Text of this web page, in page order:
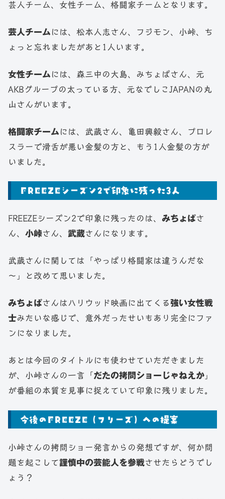
芸人チーム、女性チーム、格闘家チームとなります。
芸人チーム には、松本人志さん、フジモン、小峠、ち
ょっと忘れましたがあと1人います。
女性チーム には、森三中の大島、みちょぱさん、元
AKBグループの太っている方、元なでしこJAPANの丸
山さんがいます。
格闘家チーム には、武蔵さん、亀田興毅さん、プロレ
スラーで滑舌が悪い金髪の方と、もう1人金髪の方が
いました。
FREEZEシーズン2で印象に残った3人
FREEZEシーズン2で印象に残ったのは、 みちょぱさ
ん、 小峠さん、 武蔵さんになります。
武蔵さんに関しては「やっぱり格闘家は違うんだな
～」と改めて思いました。
みちょぱさんはハリウッド映画に出てくる強い女性戦
士みたいな感じで、意外だったせいもあり完全にファ
ンになりました。
あとは今回のタイトルにも使わせていただきました
が、小峠さんの一言「 だたの拷問ショーじゃねえか 」
が番組の本質を見事に捉えていて印象に残りました。
今後のFREEZE（フリーズ）への提案
小峠さんの拷問ショー発言からの発想ですが、何か問
題を起こして謹慎中の芸能人を参戦させたらどうでし
ょう？